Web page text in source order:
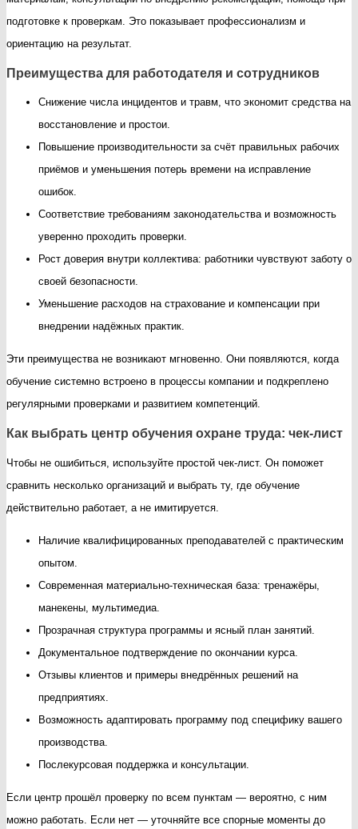
подготовке к проверкам. Это показывает профессионализм и
ориентацию на результат.
Преимущества для работодателя и сотрудников
Снижение числа инцидентов и травм, что экономит средства на
восстановление и простои.
Повышение производительности за счёт правильных рабочих
приёмов и уменьшения потерь времени на исправление
ошибок.
Соответствие требованиям законодательства и возможность
уверенно проходить проверки.
Рост доверия внутри коллектива: работники чувствуют заботу о
своей безопасности.
Уменьшение расходов на страхование и компенсации при
внедрении надёжных практик.
Эти преимущества не возникают мгновенно. Они появляются, когда
обучение системно встроено в процессы компании и подкреплено
регулярными проверками и развитием компетенций.
Как выбрать центр обучения охране труда: чек-лист
Чтобы не ошибиться, используйте простой чек-лист. Он поможет
сравнить несколько организаций и выбрать ту, где обучение
действительно работает, а не имитируется.
Наличие квалифицированных преподавателей с практическим
опытом.
Современная материально-техническая база: тренажёры,
манекены, мультимедиа.
Прозрачная структура программы и ясный план занятий.
Документальное подтверждение по окончании курса.
Отзывы клиентов и примеры внедрённых решений на
предприятиях.
Возможность адаптировать программу под специфику вашего
производства.
Послекурсовая поддержка и консультации.
Если центр прошёл проверку по всем пунктам — вероятно, с ним
можно работать. Если нет — уточняйте все спорные моменты до